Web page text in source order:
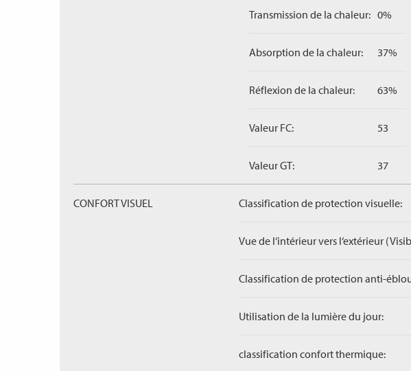
Transmission de la chaleur: 0%
Absorption de la chaleur: 37%
Réflexion de la chaleur: 63%
Valeur FC: 53
Valeur GT: 37
CONFORT VISUEL Classification de protection visuelle:
Vue de l‘intérieur vers l‘extérieur
Classification de protection anti-
Utilisation de la lumière du jour:
classification confort thermique: